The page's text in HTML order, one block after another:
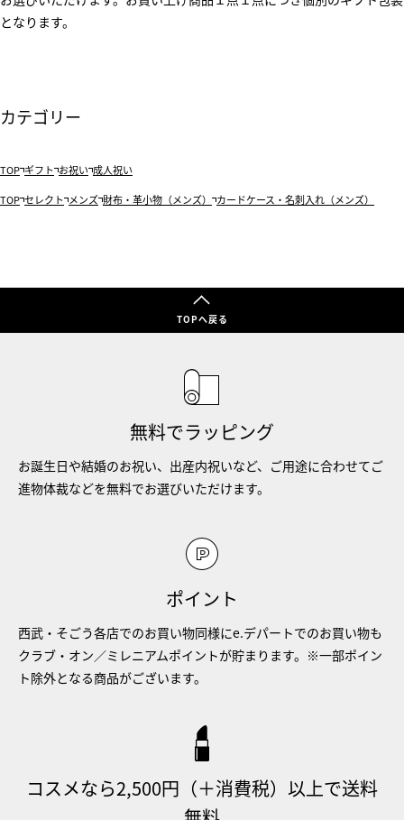
となります。
カテゴリー
TOP ギフト お祝い 成人祝い
TOP セレクト メンズ 財布・革小物（メンズ） カードケース・名刺入れ（メンズ）
TOPへ戻る
無料でラッピング
お誕生日や結婚のお祝い、出産内祝いなど、ご用途に合わせてご
進物体裁などを無料でお選びいただけます。
ポイント
西武・そごう各店でのお買い物同様にe.デパートでのお買い物も
クラブ・オン／ミレニアムポイントが貯まります。※一部ポイン
ト除外となる商品がございます。
コスメなら2,500円（＋消費税）以上で送料